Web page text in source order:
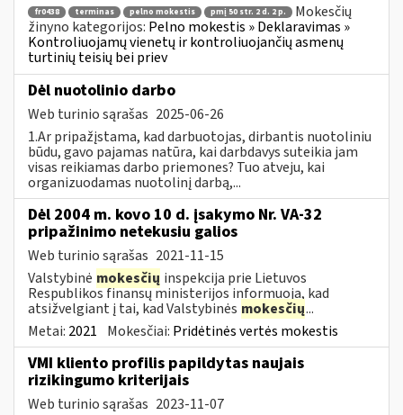
fr0438 terminas pelno mokestis pmį 50 str. 2 d. 2 p.
Mokesčių
žinyno kategorijos: Pelno mokestis » Deklaravimas »
Kontroliuojamų vienetų ir kontroliuojančių asmenų
turtinių teisių bei priev
Dėl nuotolinio darbo
Web turinio sąrašas 2025-06-26
1.Ar pripažįstama, kad darbuotojas, dirbantis nuotoliniu
būdu, gavo pajamas natūra, kai darbdavys suteikia jam
visas reikiamas darbo priemones? Tuo atveju, kai
organizuodamas nuotolinį darbą,...
Dėl 2004 m. kovo 10 d. įsakymo Nr. VA-32
pripažinimo netekusiu galios
Web turinio sąrašas 2021-11-15
Valstybinė mokesčių inspekcija prie Lietuvos
Respublikos finansų ministerijos informuoja, kad
atsižvelgiant į tai, kad Valstybinės mokesčių...
Metai: 2021 Mokesčiai: Pridėtinės vertės mokestis
VMI kliento profilis papildytas naujais
rizikingumo kriterijais
Web turinio sąrašas 2023-11-07